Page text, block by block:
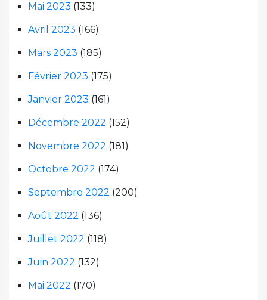
Mai 2023 (133)
Avril 2023 (166)
Mars 2023 (185)
Février 2023 (175)
Janvier 2023 (161)
Décembre 2022 (152)
Novembre 2022 (181)
Octobre 2022 (174)
Septembre 2022 (200)
Août 2022 (136)
Juillet 2022 (118)
Juin 2022 (132)
Mai 2022 (170)